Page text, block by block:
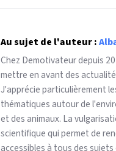
Au sujet de l'auteur :
Chez Demotivateur depuis
mettre en avant des
J'apprécie particulièrement
thématiques autour de
et des animaux. La
scientifique qui permet de
accessibles à tous des sujets